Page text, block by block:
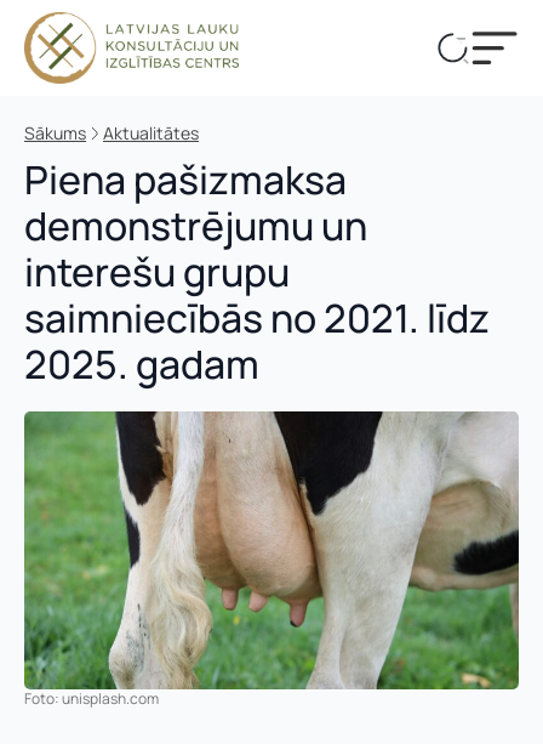
Sākums Aktualitātes
Piena pašizmaksa
demonstrējumu un
interešu grupu
saimniecībās no 2021. līdz
2025. gadam
Foto: unisplash.com